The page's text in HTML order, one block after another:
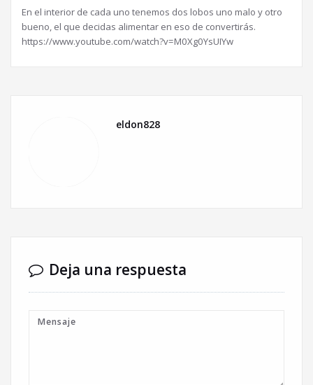
En el interior de cada uno tenemos dos lobos uno malo y otro
bueno, el que decidas alimentar en eso de convertirás.
https://www.youtube.com/watch?v=M0Xg0YsUIYw
eldon828
Deja una respuesta